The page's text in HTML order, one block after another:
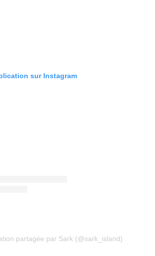
sur Instagram
partagée par Sark (@sark_island)